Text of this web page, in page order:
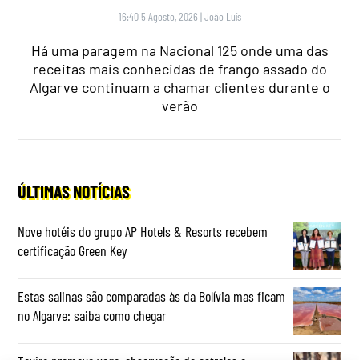
16:40 5 Agosto, 2026 |João Luís
Há uma paragem na Nacional 125 onde uma das
receitas mais conhecidas de frango assado do
Algarve continuam a chamar clientes durante o
verão
ÚLTIMAS NOTÍCIAS
Nove hotéis do grupo AP Hotels & Resorts recebem
certificação Green Key
Estas salinas são comparadas às da Bolívia mas ficam
no Algarve: saiba como chegar